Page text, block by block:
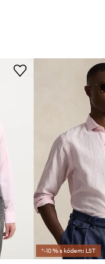
*-10 % s kódem: LST